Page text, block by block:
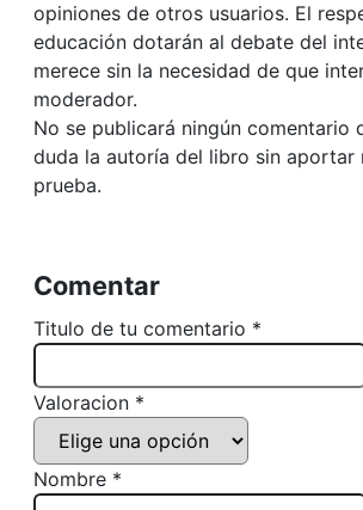
opiniones de otros usuarios. El
educación dotarán al debate del
merece sin la necesidad de que
moderador.
No se publicará ningún comentario
duda la autoría del libro sin aportar
prueba.
Comentar
Titulo de tu comentario *
Valoracion *
Nombre *